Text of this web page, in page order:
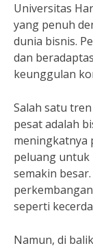
Universitas
yang penuh
dunia bisnis.
dan
keunggulan
Salah satu
pesat adalah
meningkatnya
peluang untuk
semakin
seperti
Namun, di